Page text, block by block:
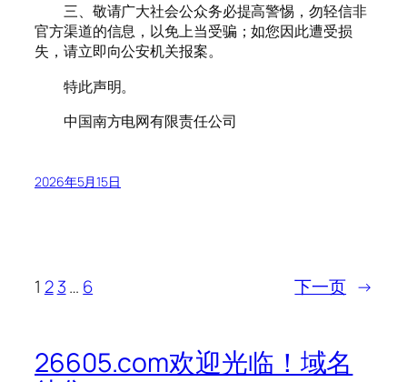
三、敬请广大社会公众务必提高警惕，勿轻信非
官方渠道的信息，以免上当受骗；如您因此遭受损
失，请立即向公安机关报案。
特此声明。
中国南方电网有限责任公司
2026年5月15日
1 2 3… 6 下一页 →
26605.com欢迎光临！域名